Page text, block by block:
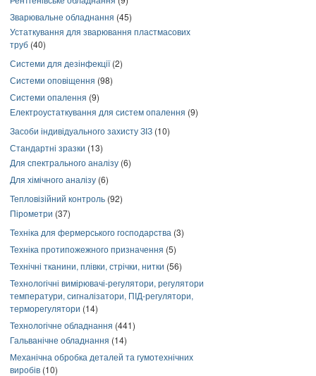
Зварювальне обладнання (45)
Устаткування для зварювання пластмасових
труб (40)
Системи для дезінфекції(2)
Системи оповіщення (98)
Системи опалення (9)
Електроустаткування для систем опалення (9)
Засоби індивідуального захисту ЗІЗ (10)
Стандартні зразки (13)
Для спектрального аналізу (6)
Для хімічного аналізу (6)
Тепловізійний контроль (92)
Пірометри (37)
Техніка для фермерського господарства (3)
Техніка протипожежного призначення (5)
Технічні тканини, плівки, стрічки, нитки (56)
Технологічні вимірювачі-регулятори, регулятори
температури, сигналізатори, ПІД-регулятори,
терморегулятори (14)
Технологічне обладнання (441)
Гальванічне обладнання (14)
Механічна обробка деталей та гумотехнічних
виробів (10)